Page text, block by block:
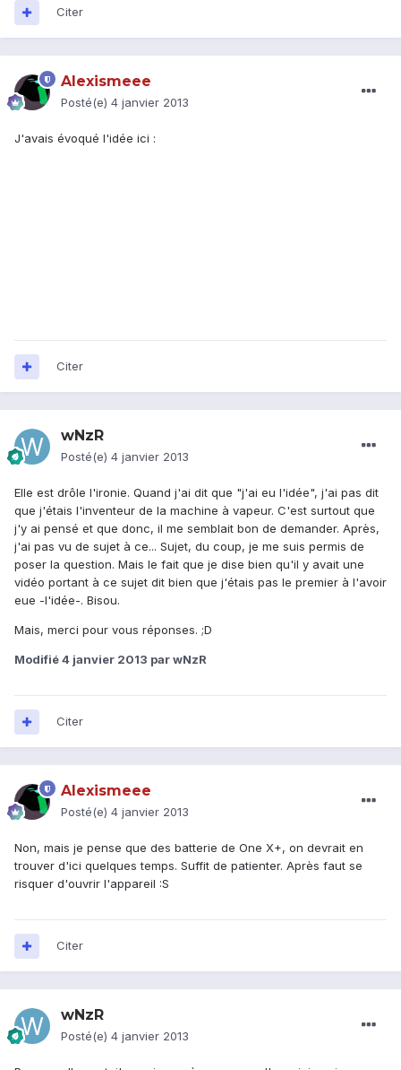
Citer
Alexismeee
Posté(e) 4 janvier 2013
J'avais évoqué l'idée ici :
Citer
wNzR
Posté(e) 4 janvier 2013
Elle est drôle l'ironie. Quand j'ai dit que "j'ai eu l'idée", j'ai pas dit
que j'étais l'inventeur de la machine à vapeur. C'est surtout que
j'y ai pensé et que donc, il me semblait bon de demander. Après,
j'ai pas vu de sujet à ce... Sujet, du coup, je me suis permis de
poser la question. Mais le fait que je dise bien qu'il y avait une
vidéo portant à ce sujet dit bien que j'étais pas le premier à l'avoir
eue -l'idée-. Bisou.
Mais, merci pour vous réponses. ;D
Modifié4 janvier 2013 par wNzR
Citer
Alexismeee
Posté(e) 4 janvier 2013
Non, mais je pense que des batterie de One X+, on devrait en
trouver d'ici quelques temps. Suffit de patienter. Après faut se
risquer d'ouvrir l'appareil :S
Citer
wNzR
Posté(e) 4 janvier 2013